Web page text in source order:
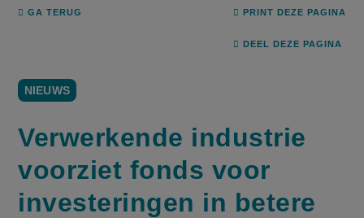
GA TERUG PRINT DEZE PAGINA
DEEL DEZE PAGINA
NIEUWS
Verwerkende industrie
voorziet fonds voor
investeringen in betere